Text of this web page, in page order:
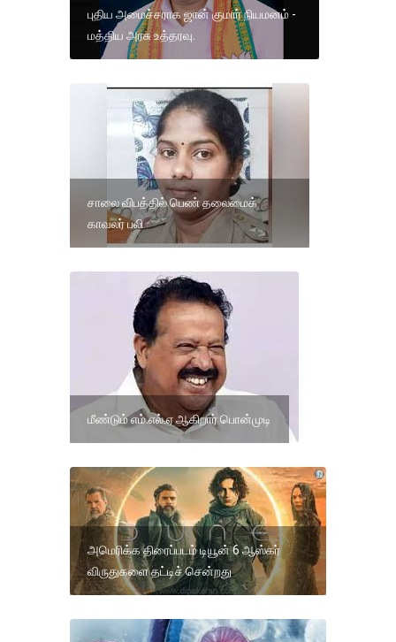
புதிய அமைச்சராக ஜான் குமார் நியமனம் -
மத்திய அரசு உத்தரவு.
சாலை விபத்தில் பெண் தலைமைக்
காவலர் பலி
மீண்டும் எம்.எல்.ஏ ஆகிறார் பொன்முடி
அமெரிக்க திரைப்படம் டியூன் 6 ஆஸ்கர்
விருதுகளை தட்டிச் சென்றது